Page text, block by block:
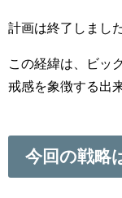
計画は終了しました
この経緯は、ビッ
戒感を象徴する出
今回の戦略